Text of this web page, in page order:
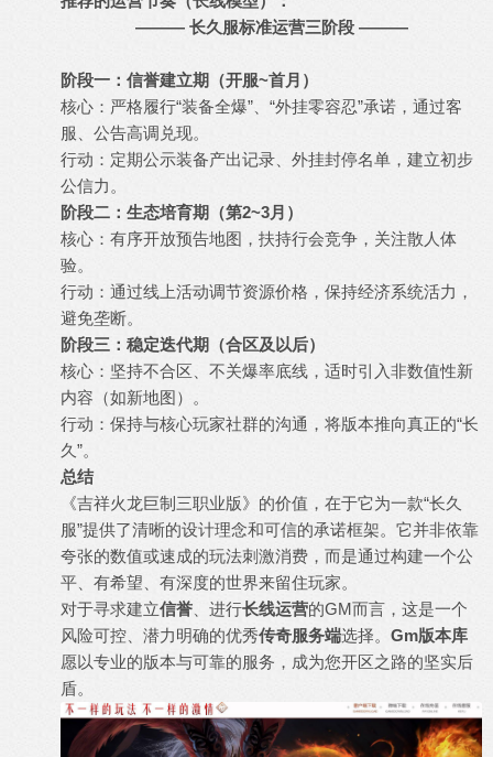
——— 长久服标准运营三阶段 ———
阶段一：信誉建立期（开服~首月）
核心：严格履行“装备全爆”、“外挂零容忍”承诺，通过客
服、公告高调兑现。
行动：定期公示装备产出记录、外挂封停名单，建立初步
公信力。
阶段二：生态培育期（第2~3月）
核心：有序开放预告地图，扶持行会竞争，关注散人体
验。
行动：通过线上活动调节资源价格，保持经济系统活力，
避免垄断。
阶段三：稳定迭代期（合区及以后）
核心：坚持不合区、不关爆率底线，适时引入非数值性新
内容（如新地图）。
行动：保持与核心玩家社群的沟通，将版本推向真正的“长
久”。
总结
《吉祥火龙巨制三职业版》的价值，在于它为一款“长久
服”提供了清晰的设计理念和可信的承诺框架。它并非依靠
夸张的数值或速成的玩法刺激消费，而是通过构建一个公
平、有希望、有深度的世界来留住玩家。
对于寻求建立信誉 、进行长线运营的GM而言，这是一个
风险可控、潜力明确的优秀传奇服务端选择。 Gm版本库
愿以专业的版本与可靠的服务，成为您开区之路的坚实后
盾。